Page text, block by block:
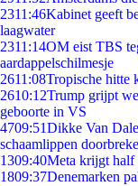
2311:46Kabinet geeft
laagwater
2311:14OM eist TBS
aardappelschilmesje
2611:08Tropische hitte
2610:12Trump grijpt
geboorte in VS
4709:51Dikke Van
schaamlippen
1309:40Meta krijgt half
1809:37Denemarken